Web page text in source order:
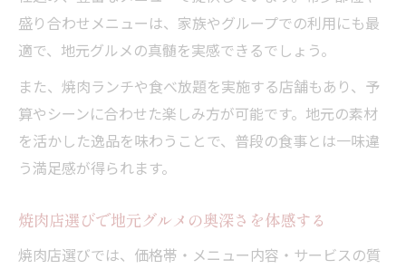
盛り合わせメニューは、家族やグループでの利用にも最
適で、地元グルメの真髄を実感できるでしょう。
また、焼肉ランチや食べ放題を実施する店舗もあり、予
算やシーンに合わせた楽しみ方が可能です。地元の素材
を活かした逸品を味わうことで、普段の食事とは一味違
う満足感が得られます。
焼肉店選びで地元グルメの奥深さを体感する
焼肉店選びでは、価格帯・メニュー内容・サービスの質